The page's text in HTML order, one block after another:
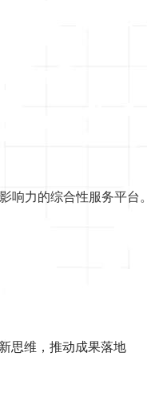
响力的综合性服务平台。
思维，推动成果落地